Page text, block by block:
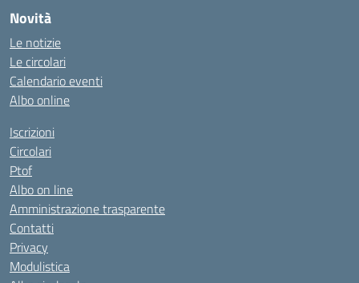
Novità
Le notizie
Le circolari
Calendario eventi
Albo online
Iscrizioni
Circolari
Ptof
Albo on line
Amministrazione trasparente
Contatti
Privacy
Modulistica